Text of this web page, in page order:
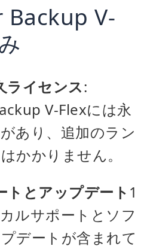
V-
ライセンス:
V-Flexには永
あり、追加のラン
かかりません。
トとアップデート 1
ルサポートとソフ
デートが含まれて